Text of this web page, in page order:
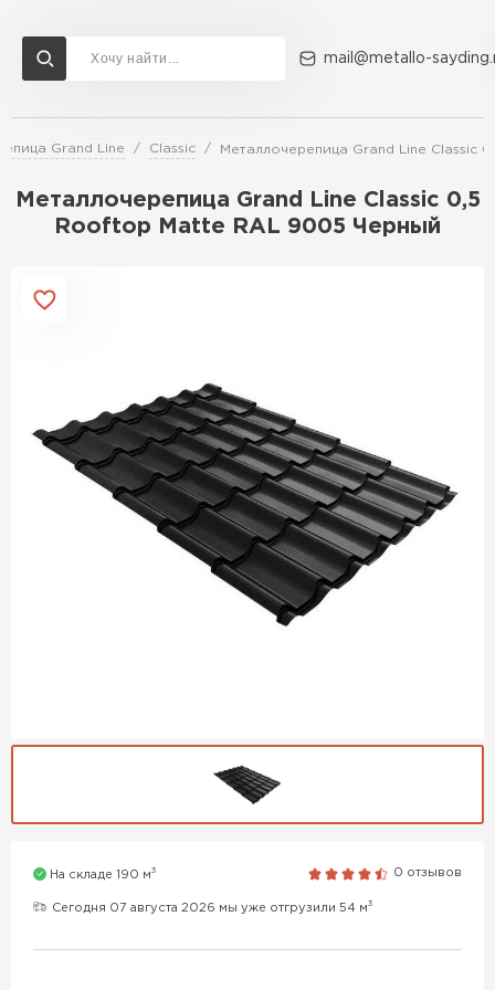
mail@metallo-
Grand Line Classic Металлочерепица Grand Line Classic
Металлочерепица Grand Line Classic 0,5
Rooftop Matte RAL 9005 Черный
На складе 190 м3 0 отзывов
Сегодня 07 августа 2026 мы уже отгрузили 54 м3
Доставка и оплата Акции О компании Контакты
Перейти в каталог